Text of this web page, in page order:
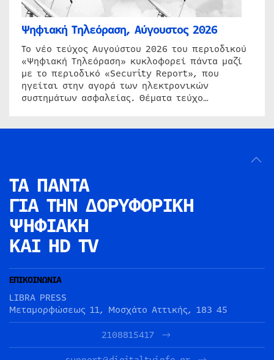
Ψηφιακή Τηλεόραση, Αύγουστος 2026
Το νέο τεύχος Αυγούστου 2026 του περιοδικού
«Ψηφιακή Τηλεόραση» κυκλοφορεί πάντα μαζί
με το περιοδικό «Security Report», που
ηγείται στην αγορά των ηλεκτρονικών
συστημάτων ασφαλείας. Θέματα τεύχο…
ΤΑ ΠΑΝΤΑ
ΓΙΑ ΤΗΝ ΔΟΡΥΦΟΡΙΚΗ
ΨΗΦΙΑΚΗ
ΚΑΙ HD TV
ΕΠΙΚΟΙΝΩΝΙΑ
LIBRA PRESS
Μεταμορφώσεως 11, Μοσχάτο Αττικής, 183 45
2108815417